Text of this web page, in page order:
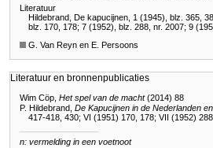
Literatuur
Hildebrand, De kapucijnen, 1 (1945), blz. 365,
blz. 170, 178; 7 (1952), blz. 288, nr. 2007; 9
G. Van Reyn en E. Persoons
Literatuur en bronnenpublicaties
Wim Cöp, Het spel van de macht(2014) 88
P. Hildebrand, De Kapucijnen in de Nederlanden
417-418, 430; VI (1951) 170, 178; VII (1952)
n: vermelding in een voetnoot